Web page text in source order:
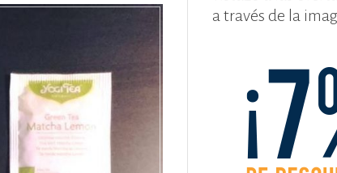
a través de la